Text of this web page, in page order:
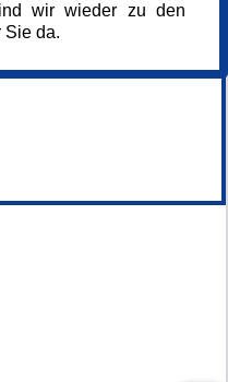
wir wieder zu den
Sie da.